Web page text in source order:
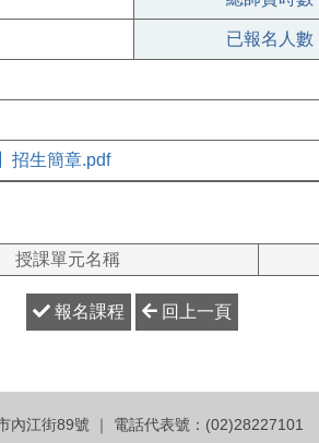
已報名人數
招生簡章.pdf
授課單元名稱
報名課程 回上一頁
內江街89號 ｜ 電話代表號：(02)28227101